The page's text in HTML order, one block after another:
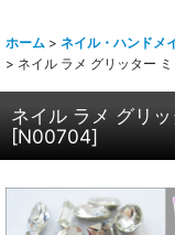
ホーム > ネイル・ハンド
> ネイル ラメ グリッター
ネイル ラメ グリ
[N00704]